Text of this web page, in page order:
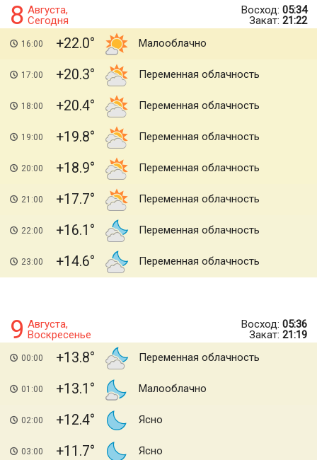
8 Августа,
Сегодня
Восход: 05:34
Закат: 21:22
16:00 +22.0 Малооблачно
17:00 +20.3 Переменная облачность
18:00 +20.4 Переменная облачность
19:00 +19.8 Переменная облачность
20:00 +18.9 Переменная облачность
21:00 +17.7 Переменная облачность
22:00 +16.1 Переменная облачность
23:00 +14.6 Переменная облачность
9 Августа,
Воскресенье
Восход: 05:36
Закат: 21:19
00:00 +13.8 Переменная облачность
01:00 +13.1 Малооблачно
02:00 +12.4 Ясно
03:00 +11.7 Ясно